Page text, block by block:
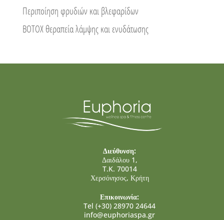
Περιποίηση φρυδιών και βλεφαρίδων
ΒΟΤΟΧ θεραπεία λάμψης και ενυδάτωσης
Διεύθυνση:
Δαιδάλου 1,
T.K. 70014
Χερσόνησος, Κρήτη
Επικοινωνία:
Tel (+30) 28970 24644
info@euphoriaspa.gr